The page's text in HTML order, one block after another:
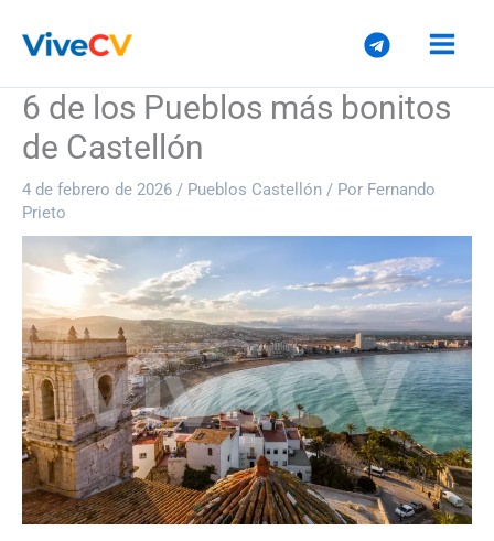
contenido
6 de los Pueblos más bonitos
de Castellón
4 de febrero de 2026 / Pueblos Castellón / Por Fernando
Prieto